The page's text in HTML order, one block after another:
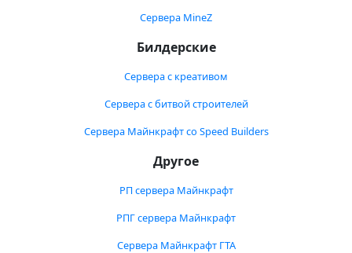
Сервера MineZ
Билдерские
Сервера с креативом
Сервера с битвой строителей
Сервера Майнкрафт со Speed Builders
Другое
РП сервера Майнкрафт
РПГ сервера Майнкрафт
Сервера Майнкрафт ГТА